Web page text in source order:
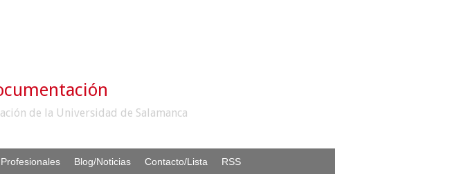
de la Universidad de Salamanca
Blog/Noticias Contacto/Lista RSS